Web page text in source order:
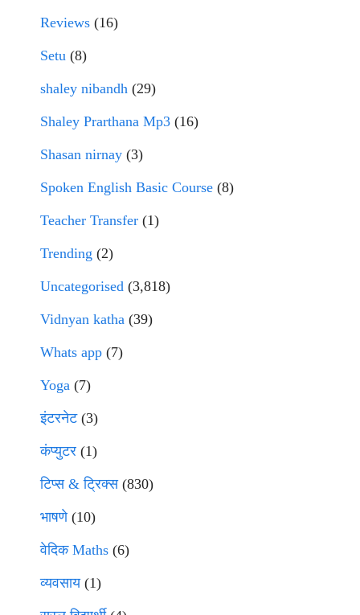
Reviews (16)
Setu (8)
shaley nibandh (29)
Shaley Prarthana Mp3 (16)
Shasan nirnay (3)
Spoken English Basic Course (8)
Teacher Transfer (1)
Trending (2)
Uncategorised (3,818)
Vidnyan katha (39)
Whats app (7)
Yoga (7)
इंटरनेट(3)
कंप्युटर (1)
टिप्स & ट्रिक्स(830)
भाषणे(10)
वेदिक Maths (6)
व्यवसाय(1)